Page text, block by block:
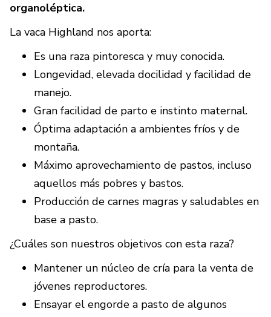
organoléptica.
La vaca Highland nos aporta:
Es una raza pintoresca y muy conocida.
Longevidad, elevada docilidad y facilidad de
manejo.
Gran facilidad de parto e instinto maternal.
Óptima adaptación a ambientes fríos y de
montaña.
Máximo aprovechamiento de pastos, incluso
aquellos más pobres y bastos.
Producción de carnes magras y saludables en
base a pasto.
¿Cuáles son nuestros objetivos con esta raza?
Mantener un núcleo de cría para la venta de
jóvenes reproductores.
Ensayar el engorde a pasto de algunos